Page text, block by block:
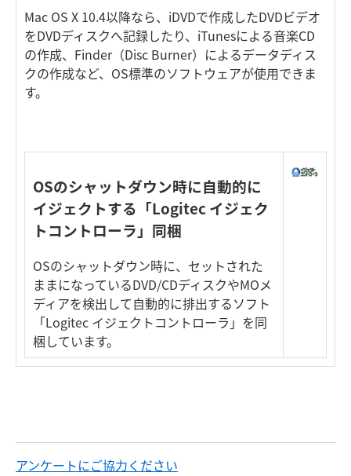
Mac OS X 10.4以降なら、iDVDで作成したDVDビデオ
をDVDディスクへ記録したり、iTunesによる音楽CD
の作成、Finder（Disc Burner）によるデータディス
クの作成など、OS標準のソフトウェアが使用できま
す。
OSのシャットダウン時に自動的に
イジェクトする「Logitec イジェク
トコントローラ」同梱
OSのシャットダウン時に、セットされた
ままになっているDVD/CDディスクやMOメ
ディアを検出して自動的に排出するソフト
「Logitec イジェクトコントローラ」を同
梱しています。
アンケートにご協力ください